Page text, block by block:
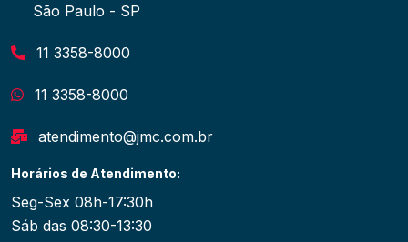
São Paulo - SP
11 3358-8000
11 3358-8000
atendimento@jmc.com.br
Horários de Atendimento:
Seg-Sex 08h-17:30h
Sáb das 08:30-13:30